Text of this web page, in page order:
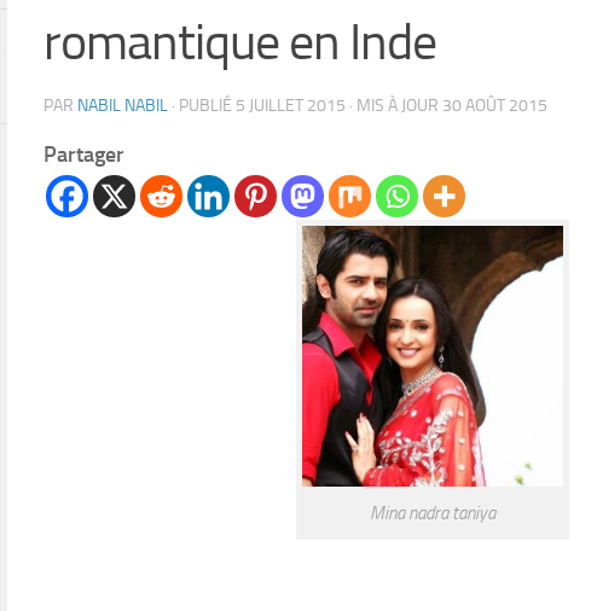
romantique en Inde
PAR NABIL NABIL · PUBLIÉ 5 JUILLET 2015 · MIS À JOUR 30 AOÛT 2015
Partager
Mina nadra taniya